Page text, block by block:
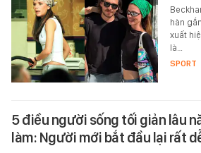
hàn
xuất
là…
SPORT
5 điều người sống tối giản lâu
làm: Người mới bắt đầu lại rất